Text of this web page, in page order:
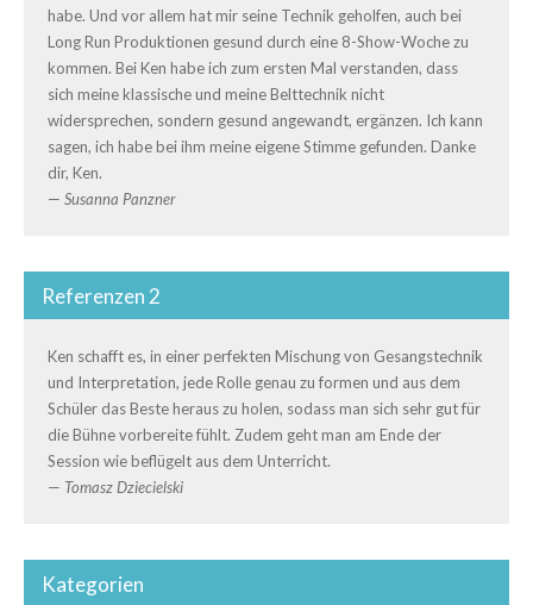
habe. Und vor allem hat mir seine Technik geholfen, auch bei
Long Run Produktionen gesund durch eine 8-Show-Woche zu
kommen. Bei Ken habe ich zum ersten Mal verstanden, dass
sich meine klassische und meine Belttechnik nicht
widersprechen, sondern gesund angewandt, ergänzen. Ich kann
sagen, ich habe bei ihm meine eigene Stimme gefunden. Danke
dir, Ken.
— Susanna Panzner
Referenzen 2
Ken schafft es, in einer perfekten Mischung von Gesangstechnik
und Interpretation, jede Rolle genau zu formen und aus dem
Schüler das Beste heraus zu holen, sodass man sich sehr gut für
die Bühne vorbereite fühlt. Zudem geht man am Ende der
Session wie beflügelt aus dem Unterricht.
— Tomasz Dziecielski
Kategorien